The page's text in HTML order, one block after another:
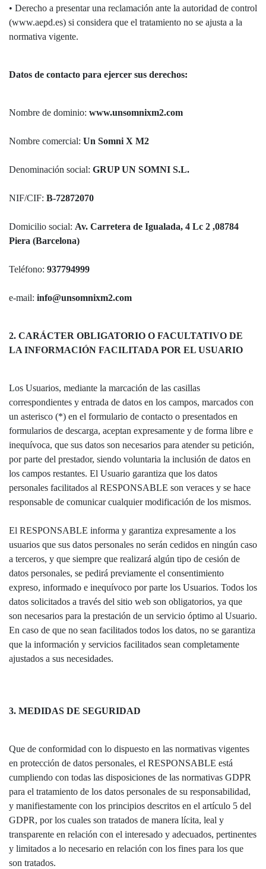
• Derecho a presentar una reclamación ante la autoridad de control
(www.aepd.es) si considera que el tratamiento no se ajusta a la
normativa vigente.
Datos de contacto para ejercer sus derechos:
Nombre de dominio: www.unsomnixm2.com
Nombre comercial: Un Somni X M2
Denominación social: GRUP UN SOMNI S.L.
NIF/CIF: B-72872070
Domicilio social: Av. Carretera de Igualada, 4 Lc 2 ,08784
Piera (Barcelona)
Teléfono: 937794999
e-mail: info@unsomnixm2.com
2. CARÁCTER OBLIGATORIO O FACULTATIVO DE
LA INFORMACIÓN FACILITADA POR EL USUARIO
Los Usuarios, mediante la marcación de las casillas
correspondientes y entrada de datos en los campos, marcados con
un asterisco (*) en el formulario de contacto o presentados en
formularios de descarga, aceptan expresamente y de forma libre e
inequívoca, que sus datos son necesarios para atender su petición,
por parte del prestador, siendo voluntaria la inclusión de datos en
los campos restantes. El Usuario garantiza que los datos
personales facilitados al RESPONSABLE son veraces y se hace
responsable de comunicar cualquier modificación de los mismos.
El RESPONSABLE informa y garantiza expresamente a los
usuarios que sus datos personales no serán cedidos en ningún caso
a terceros, y que siempre que realizará algún tipo de cesión de
datos personales, se pedirá previamente el consentimiento
expreso, informado e inequívoco por parte los Usuarios. Todos los
datos solicitados a través del sitio web son obligatorios, ya que
son necesarios para la prestación de un servicio óptimo al Usuario.
En caso de que no sean facilitados todos los datos, no se garantiza
que la información y servicios facilitados sean completamente
ajustados a sus necesidades.
3. MEDIDAS DE SEGURIDAD
Que de conformidad con lo dispuesto en las normativas vigentes
en protección de datos personales, el RESPONSABLE está
cumpliendo con todas las disposiciones de las normativas GDPR
para el tratamiento de los datos personales de su responsabilidad,
y manifiestamente con los principios descritos en el artículo 5 del
GDPR, por los cuales son tratados de manera lícita, leal y
transparente en relación con el interesado y adecuados, pertinentes
y limitados a lo necesario en relación con los fines para los que
son tratados.